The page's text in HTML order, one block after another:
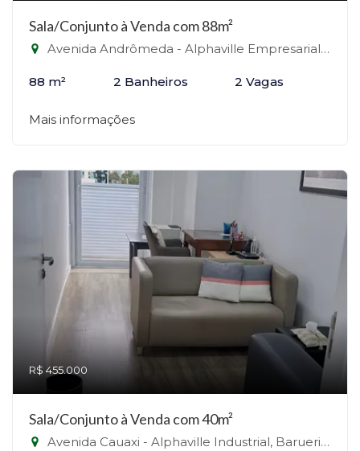
Sala/Conjunto à Venda com 88m²
Avenida Andrômeda - Alphaville Empresarial, Barueri-SP
88 m² 2 Banheiros 2 Vagas
Mais informações
R$ 455.000
Sala/Conjunto à Venda com 40m²
Avenida Cauaxi - Alphaville Industrial, Barueri-SP